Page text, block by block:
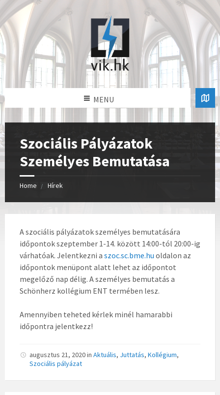
MENU
Szociális Pályázatok
Személyes Bemutatása
Home Hírek
A szociális pályázatok személyes bemutatására
időpontok szeptember 1-14. között 14:00-tól 20:00-ig
várhatóak. Jelentkezni a szoc.sc.bme.hu oldalon az
időpontok menüpont alatt lehet az időpontot
megelőző nap délig. A személyes bemutatás a
Schönherz kollégium ENT termében lesz.
Amennyiben teheted kérlek minél hamarabbi
időpontra jelentkezz!
augusztus 21, 2020in Aktuális, Juttatás, Kollégium,
Szociális pályázat